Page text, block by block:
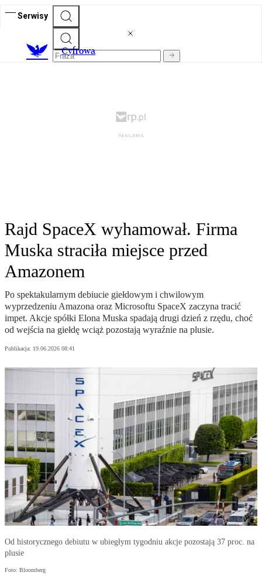
Serwisy
Cyfrowa
Rajd SpaceX wyhamował. Firma
Muska straciła miejsce przed
Amazonem
Po spektakularnym debiucie giełdowym i chwilowym
wyprzedzeniu Amazona oraz Microsoftu SpaceX zaczyna tracić
impet. Akcje spółki Elona Muska spadają drugi dzień z rzędu, choć
od wejścia na giełdę wciąż pozostają wyraźnie na plusie.
Publikacja: 19.06.2026 08:41
Od historycznego debiutu w ubiegłym tygodniu akcje pozostają 37 proc. na
plusie
Foto: Bloomberg